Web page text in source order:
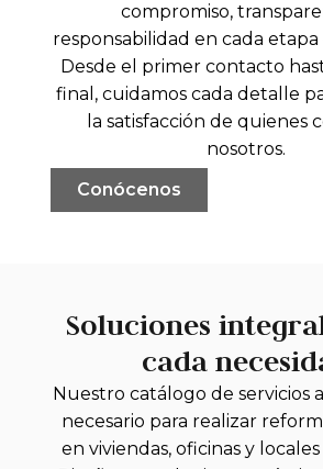
compromiso,
responsabilidad en cada
Desde el primer contacto
final, cuidamos cada detalle
la satisfacción de quienes
nosotros.
Conócenos
Soluciones
cada
Nuestro catálogo de servicios
necesario para realizar
en viviendas, oficinas y